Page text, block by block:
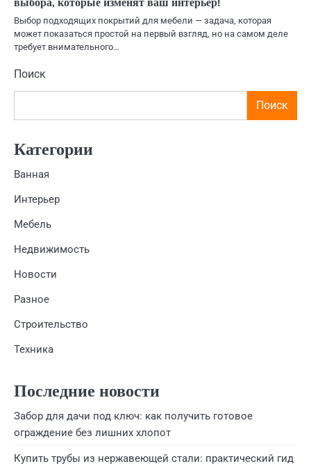
Выбор подходящих покрытий для мебели — задача, которая
может показаться простой на первый взгляд, но на самом деле
требует внимательного…
Поиск
Поиск
Категории
Ванная
Интерьер
Мебель
Недвижимость
Новости
Разное
Строительство
Техника
Последние новости
Забор для дачи под ключ: как получить готовое
ограждение без лишних хлопот
Купить трубы из нержавеющей стали: практический гид